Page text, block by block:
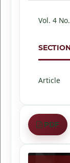
PDF
Vol. 4
Article